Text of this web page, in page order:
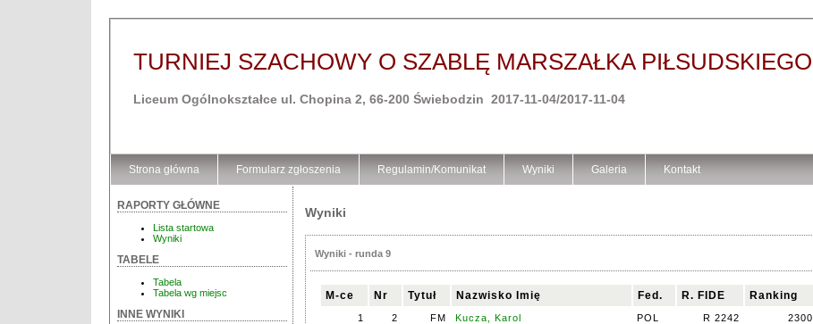
TURNIEJ SZACHOWY O SZABLĘ MARSZAŁKA PIŁSUDSKIEGO
Liceum Ogólnokształce ul. Chopina 2, 66-200 Świebodzin 2017-11-04/2017-11-04
Strona główna Formularz zgłoszenia Regulamin/Komunikat Wyniki Galeria Kontakt
RAPORTY GŁÓWNE
Lista startowa
Wyniki
TABELE
Tabela
Tabela wg miejsc
INNE WYNIKI
Wyniki
Wyniki - runda 9
M-ce Nr Tytuł Nazwisko Imię Fed. R. FIDE Ranking
1 2 FM Kucza, Karol POL R 2242 2300